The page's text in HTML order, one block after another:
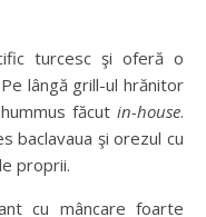
turcesc şi oferă o
lângă grill-ul hrănitor
făcut in-house.
baclavaua şi orezul cu
proprii.
cu mâncare foarte